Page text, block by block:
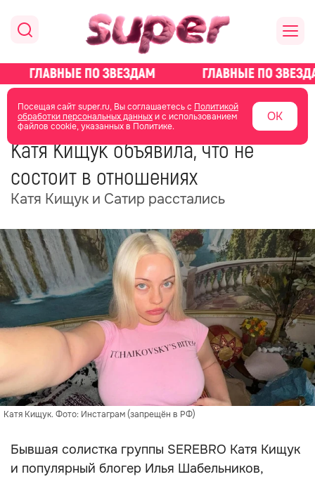
Посещая сайт super.ru, Вы соглашаетесь с Политикой
обработки персональных данныхи с использованием
файлов cookie, указанных в Политике.
ОК
главная новости о звездах новости
10 августа 2025 11:39
Катя Кищук объявила, что не
состоит в отношениях
Катя Кищук и Сатир расстались
Катя Кищук. Фото: Инстаграм (запрещён в РФ)
Бывшая солистка группы SEREBRO Катя Кищук
и популярный блогер Илья Шабельников,